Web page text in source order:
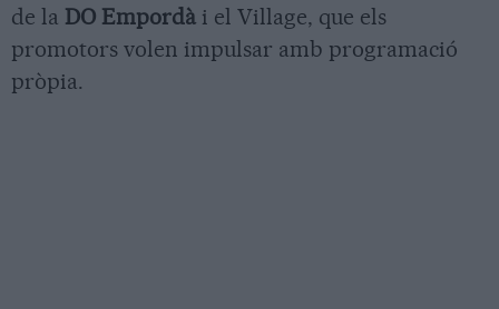
de la DO Empordà i el Village, que els
promotors volen impulsar amb programació
pròpia.